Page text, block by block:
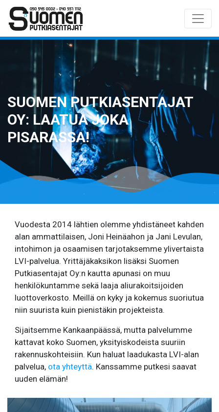
SUOMEN PUTKIASENTAJAT
OY: LAATUA JOKA
PISARASSA!
Vuodesta 2014 lähtien olemme yhdistäneet kahden
alan ammattilaisen, Joni Heinäahon ja Jani Levulan,
intohimon ja osaamisen tarjotaksemme ylivertaista
LVI-palvelua. Yrittäjäkaksikon lisäksi Suomen
Putkiasentajat Oy:n kautta apunasi on muu
henkilökuntamme sekä laaja aliurakoitsijoiden
luottoverkosto. Meillä on kyky ja kokemus suoriutua
niin suurista kuin pienistäkin projekteista.
Sijaitsemme Kankaanpäässä, mutta palvelumme
kattavat koko Suomen, yksityiskodeista suuriin
rakennuskohteisiin. Kun haluat laadukasta LVI-alan
palvelua, ota yhteyttä. Kanssamme putkesi saavat
uuden elämän!